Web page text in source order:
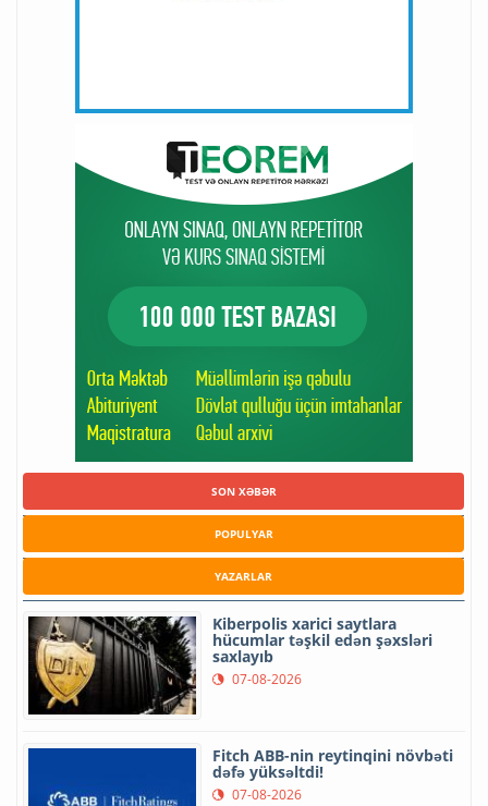
SON XƏBƏR
POPULYAR
YAZARLAR
Kiberpolis xarici saytlara
hücumlar təşkil edən şəxsləri
saxlayıb
07-08-2026
Fitch ABB-nin reytinqini növbəti
dəfə yüksəltdi!
07-08-2026